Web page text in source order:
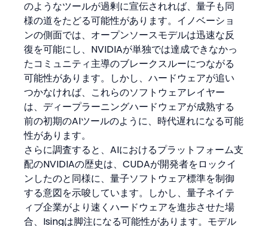
のようなツールが過剰に宣伝されれば、量子も同
様の道をたどる可能性があります。イノベーショ
ンの側面では、オープンソースモデルは迅速な反
復を可能にし、NVIDIAが単独では達成できなかっ
たコミュニティ主導のブレークスルーにつながる
可能性があります。しかし、ハードウェアが追い
つかなければ、これらのソフトウェアレイヤー
は、ディープラーニングハードウェアが成熟する
前の初期のAIツールのように、時代遅れになる可能
性があります。
さらに調査すると、AIにおけるプラットフォーム支
配のNVIDIAの歴史は、CUDAが開発者をロックイ
ンしたのと同様に、量子ソフトウェア標準を制御
する意図を示唆しています。しかし、量子ネイテ
ィブ企業がより速くハードウェアを進歩させた場
合、Isingは脚注になる可能性があります。モデル